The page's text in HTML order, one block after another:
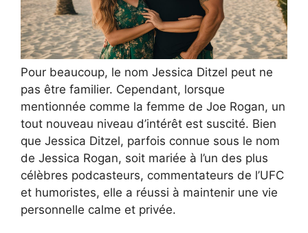
Pour beaucoup, le nom Jessica Ditzel peut ne
pas être familier. Cependant, lorsque
mentionnée comme la femme de Joe Rogan, un
tout nouveau niveau d’intérêt est suscité. Bien
que Jessica Ditzel, parfois connue sous le nom
de Jessica Rogan, soit mariée à l’un des plus
célèbres podcasteurs, commentateurs de l’UFC
et humoristes, elle a réussi à maintenir une vie
personnelle calme et privée.